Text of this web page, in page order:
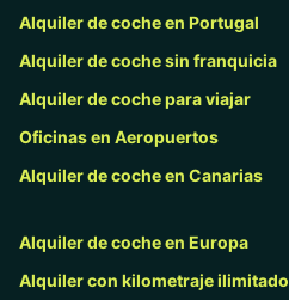
Alquiler de coche en Portugal
Alquiler de coche sin franquicia
Alquiler de coche para viajar
Oficinas en Aeropuertos
Alquiler de coche en Canarias
Alquiler de coche en Europa
Alquiler con kilometraje ilimitado